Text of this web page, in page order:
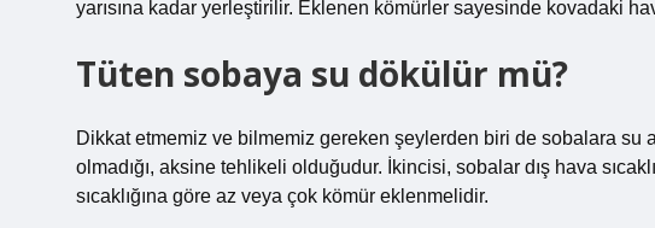
yarısına kadar yerleştirilir. Eklenen kömürler sayesinde kovadaki
Tüten sobaya su dökülür mü?
Dikkat etmemiz ve bilmemiz gereken şeylerden biri de sobalara su
olmadığı, aksine tehlikeli olduğudur. İkincisi, sobalar dış hava
sıcaklığına göre az veya çok kömür eklenmelidir.